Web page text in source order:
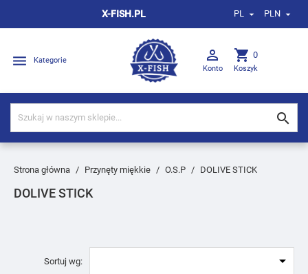
X-FISH.PL PL  PLN 
 Kategorie 
Konto
shopping_cart 0
Koszyk

Strona główna Przynęty miękkie O.S.P DOLIVE STICK
DOLIVE STICK
Sortuj wg: 